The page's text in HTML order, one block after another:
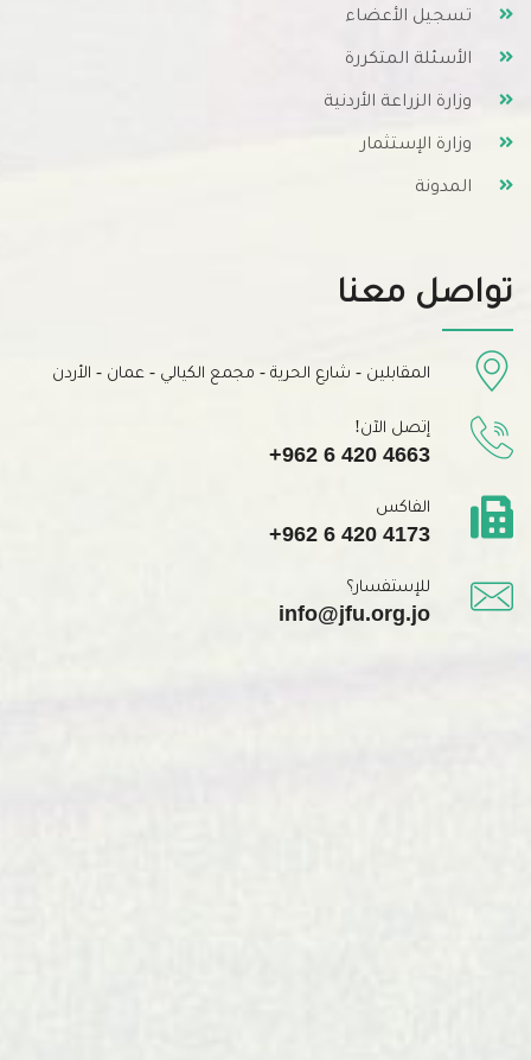
تسجيل الأعضاء
الأسئلة المتكررة
وزارة الزراعة الأردنية
وزارة الإستثمار
المدونة
تواصل معنا
المقابلين - شارع الحرية - مجمع الكيالي - عمان - الأردن
إتصل الآن!
+962 6 420 4663
الفاكس
+962 6 420 4173
للإستفسار؟
info@jfu.org.jo